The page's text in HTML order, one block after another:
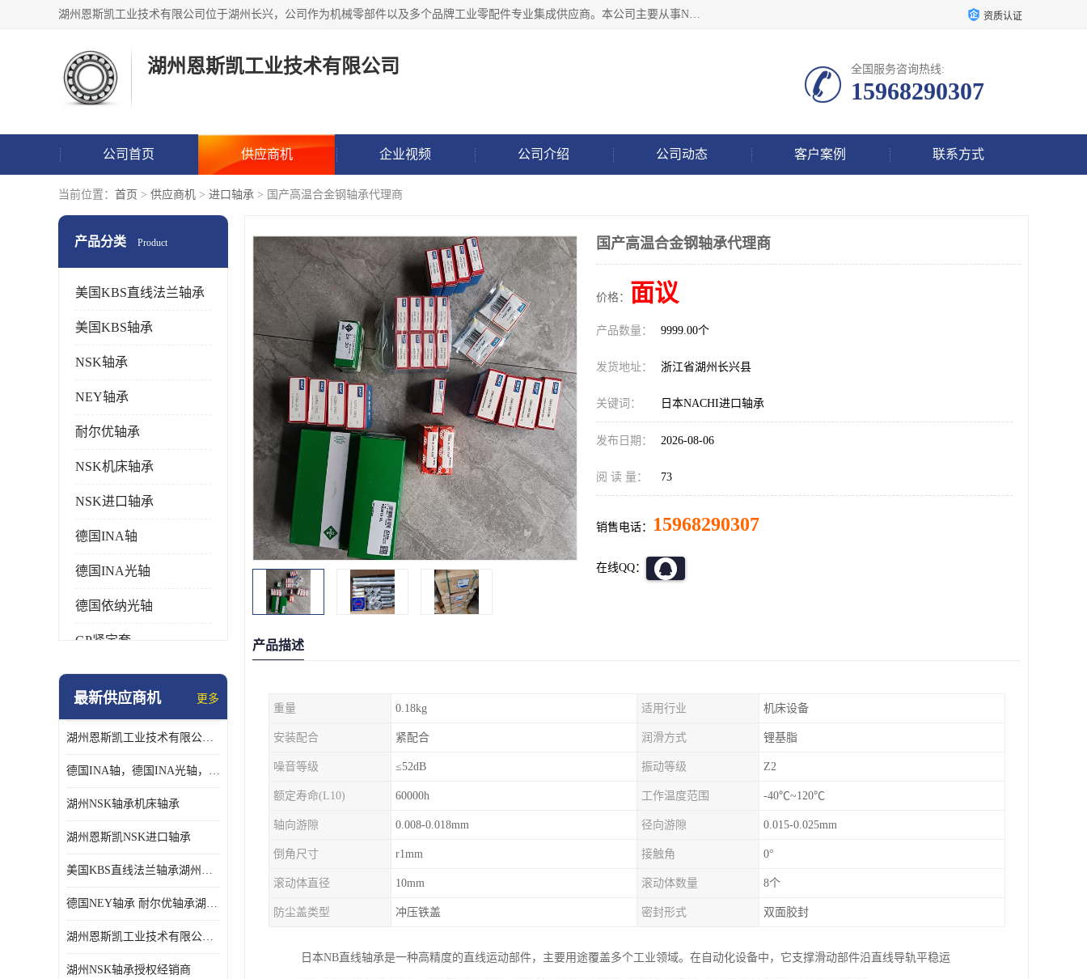
湖州恩斯凯工业技术有限公司位于湖州长兴，公司作为机械零部件以及多个品牌工业零配件专业集成供应商。本公司主要从事NSK进口轴承、SKF进口轴承、FAG进口轴承、NTN进口轴承、国产轴承：ZWZ、HRB、C&U轴承外球面轴承、导轨、丝杠、滑块、 润滑油、工业皮带及其他工业零部件的销售. 资质认证
湖州恩斯凯工业技术有限公司 全国服务咨询热线:
15968290307
公司首页 供应商机 企业视频 公司介绍 公司动态 客户案例 联系方式
当前位置： 首页 > 供应商机 > 进口轴承 > 国产高温合金钢轴承代理商
产品分类 Product
美国KBS直线法兰轴承
美国KBS轴承
NSK轴承
NEY轴承
耐尔优轴承
NSK机床轴承
NSK进口轴承
德国INA轴
德国INA光轴
德国依纳光轴
GP紧定套
SKF轴承
日本NSK进口轴承
德国INA进口轴承
最新供应商机 更多
湖州恩斯凯工业技术有限公司 湖州NSK轴承
德国INA轴，德国INA光轴，德国依纳光轴
湖州NSK轴承机床轴承
湖州恩斯凯NSK进口轴承
美国KBS直线法兰轴承湖州KBS轴承
德国NEY轴承 耐尔优轴承湖州代理商
湖州恩斯凯工业技术有限公司NSK轴承*经销商
湖州NSK轴承授权经销商
国产高温合金钢轴承代理商
价格： 面议
产品数量： 9999.00个
发货地址： 浙江省湖州长兴县
关键词： 日本NACHI进口轴承
发布日期： 2026-08-06
阅 读 量： 73
销售电话： 15968290307
在线QQ：
产品描述
重量 0.18kg 适用行业 机床设备
安装配合 紧配合 润滑方式 锂基脂
噪音等级 ≤52dB 振动等级 Z2
额定寿命(L10) 60000h 工作温度范围 -40℃~120℃
轴向游隙 0.008-0.018mm 径向游隙 0.015-0.025mm
倒角尺寸 r1mm 接触角 0°
滚动体直径 10mm 滚动体数量 8个
防尘盖类型 冲压铁盖 密封形式 双面胶封
日本NB直线轴承是一种高精度的直线运动部件，主要用途覆盖多个工业领域。在自动化设备中，它支撑滑动部件沿直线导轨平稳运